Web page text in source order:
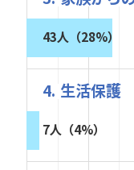
43人（28%）
4. 生活保護
7人（4%）